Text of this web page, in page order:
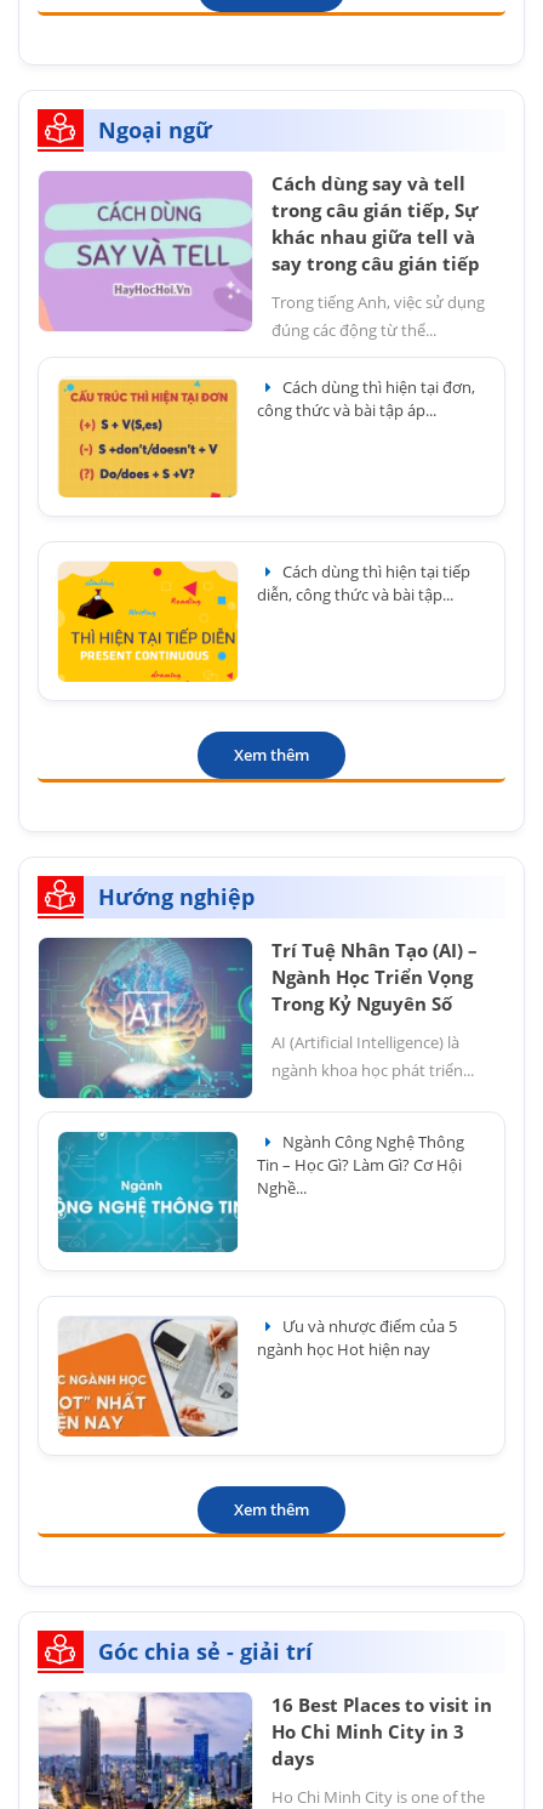
Ngoại ngữ
Cách dùng say và tell
trong câu gián tiếp, Sự
khác nhau giữa tell và
say trong câu gián tiếp
Trong tiếng Anh, việc sử dụng
đúng các động từ thể...
Cách dùng thì hiện tại đơn,
công thức và bài tập áp...
Cách dùng thì hiện tại tiếp
diễn, công thức và bài tập...
Xem thêm
Hướng nghiệp
Trí Tuệ Nhân Tạo (AI) –
Ngành Học Triển Vọng
Trong Kỷ Nguyên Số
AI (Artificial Intelligence) là
ngành khoa học phát triển...
Ngành Công Nghệ Thông
Tin – Học Gì? Làm Gì? Cơ Hội
Nghề...
Ưu và nhược điểm của 5
ngành học Hot hiện nay
Xem thêm
Góc chia sẻ - giải trí
16 Best Places to visit in
Ho Chi Minh City in 3
days
Ho Chi Minh City is one of the